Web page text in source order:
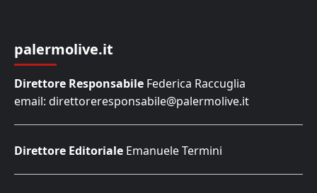
palermolive.it
Direttore Responsabile Federica Raccuglia
email: direttoreresponsabile@palermolive.it
Direttore Editoriale Emanuele Termini